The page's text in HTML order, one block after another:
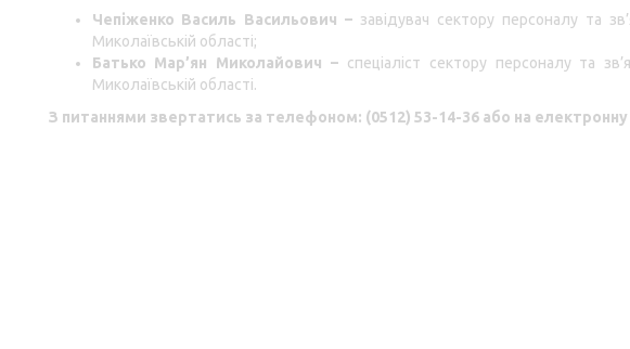
Чепіженко Василь Васильович – завідувач сектору персоналу та
Миколаївській області;
Батько Мар’ян Миколайович – спеціаліст сектору персоналу та
Миколаївській області.
З питаннями звертатись за телефоном: (0512) 53-14-36 або на електронну